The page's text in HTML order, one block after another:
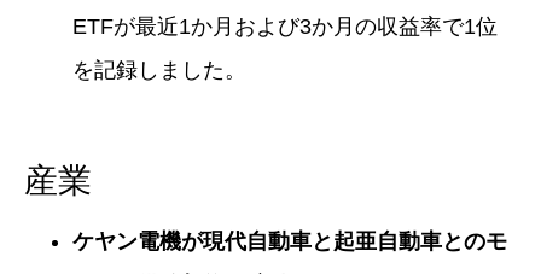
ETFが最近1か月および3か月の収益率で1位
を記録しました。
産業
ケヤン電機が現代自動車と起亜自動車とのモ